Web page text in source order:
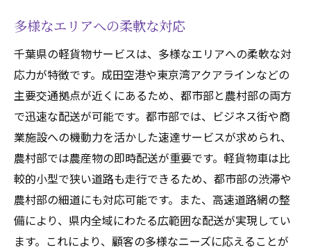
多様なエリアへの柔軟な対応
千葉県の軽貨物サービスは、多様なエリアへの柔軟な対
応力が特徴です。成田空港や東京湾アクアラインなどの
主要交通拠点が近くにあるため、都市部と農村部の両方
で迅速な配送が可能です。都市部では、ビジネス街や商
業施設への機動力を活かした速達サービスが求められ、
農村部では農産物の即時配送が重要です。軽貨物車は比
較的小型で狭い道路も走行できるため、都市部の渋滞や
農村部の細道にも対応可能です。また、高速道路網の整
備により、県内全域にわたる広範囲な配送が実現してい
ます。これにより、顧客の多様なニーズに応えることが